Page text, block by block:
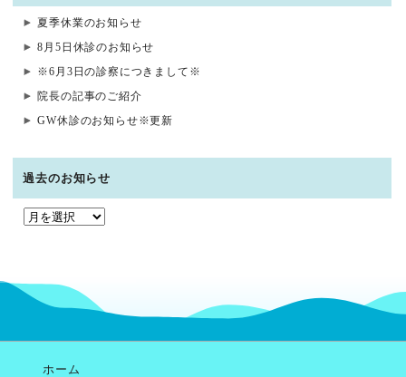
夏季休業のお知らせ
8月5日休診のお知らせ
※6月3日の診察につきまして※
院長の記事のご紹介
GW休診のお知らせ※更新
過去のお知らせ
お
ホーム